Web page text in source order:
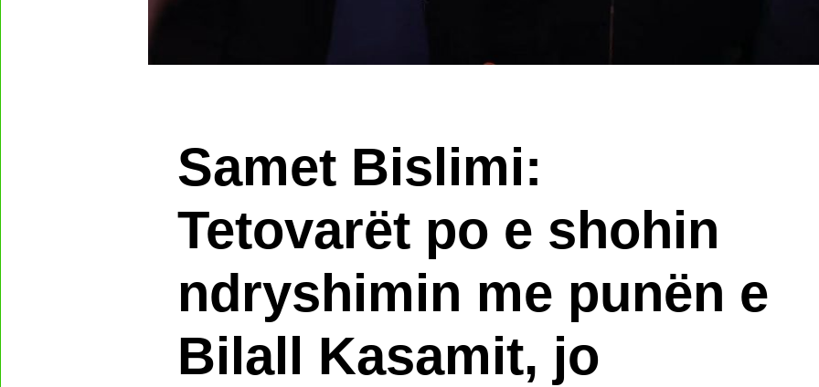
Samet Bislimi:
Tetovarët po e shohin
ndryshimin me punën e
Bilall Kasamit, jo